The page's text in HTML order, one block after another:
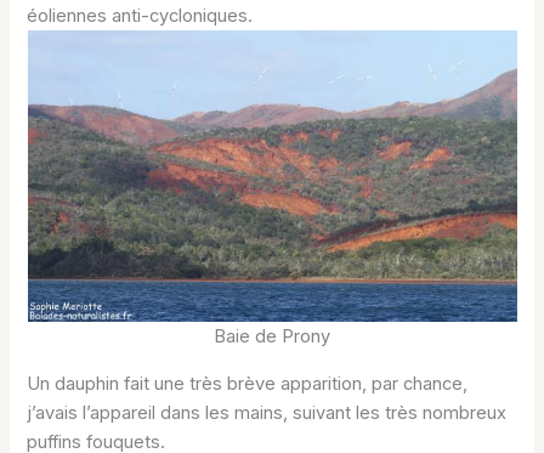
éoliennes anti-cycloniques.
Baie de Prony
Un dauphin fait une très brève apparition, par chance,
j’avais l’appareil dans les mains, suivant les très nombreux
puffins fouquets.